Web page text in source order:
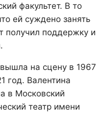
факультет. В то
ей суждено занять
получил поддержку и
на сцену в 1967
год. Валентина
в Московский
театр имени